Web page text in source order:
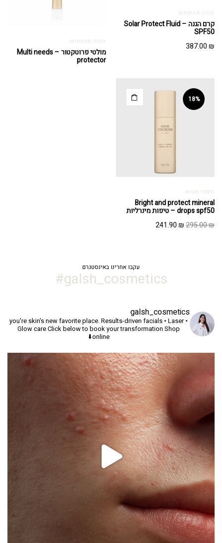
הגנה מהשמש
קרם הגנה – Solar Protect Fluid
SPF50
387.00 ₪ הגנה מהשמש
מולטי פרוטקטור – Multi needs
protector
18%
חסמי שמש
Bright and protect mineral
drops spf50 – טיפות מינרליות
295.00₪
המחיר241.90 ₪
המחיר
עקבו אחרינו באינסטגרם
galsh_cosmetics#
galsh_cosmetics
you're skin's new favorite place.Results-driven facials • Laser •
Glow careClick below to book your transformation Shop
online⬇️